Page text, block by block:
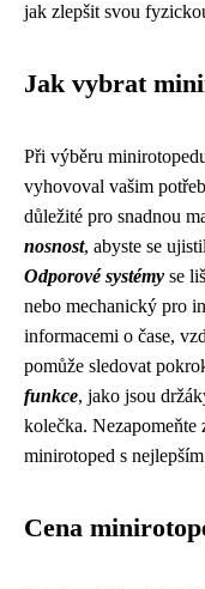
jak zlepšit svou
Jak vybrat
Při výběru
vyhovoval vašim
důležité pro snadnou
nosnost, abyste se
Odporové systémy se
nebo mechanický pro
informacemi o čase,
pomůže sledovat
funkce, jako jsou
kolečka. Nezapomeňte
minirotoped s
Cena